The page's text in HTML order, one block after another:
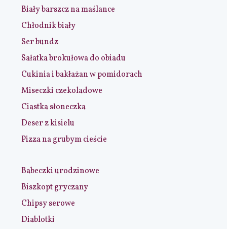
Biały barszcz na maślance
Chłodnik biały
Ser bundz
Sałatka brokułowa do obiadu
Cukinia i bakłażan w pomidorach
Miseczki czekoladowe
Ciastka słoneczka
Deser z kisielu
Pizza na grubym cieście
Babeczki urodzinowe
Biszkopt gryczany
Chipsy serowe
Diablotki